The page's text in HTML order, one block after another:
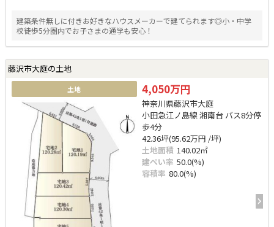
建築条件無しに付きお好きなハウスメーカーで建てられます◎小・中学
校徒歩5分圏内でお子さまの通学も安心！
藤沢市大庭の土地
土地 4,050万円
神奈川県藤沢市大庭
小田急江ノ島線 湘南台 バス8分停
歩4分
42.36坪(95.62万円 /坪)
土地面積 140.02㎡
建ぺい率 50.0(%)
容積率 80.0(%)